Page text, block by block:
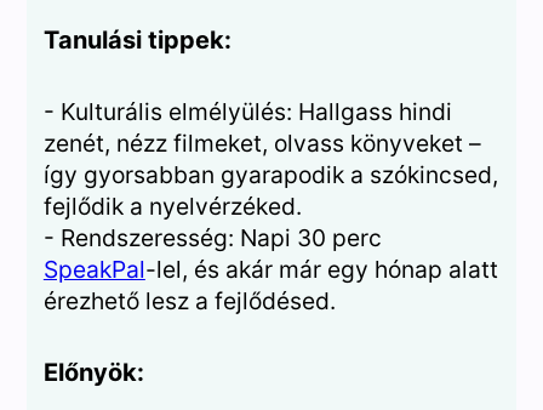
Tanulási tippek:
- Kulturális elmélyülés: Hallgass hindi
zenét, nézz filmeket, olvass könyveket –
így gyorsabban gyarapodik a szókincsed,
fejlődik a nyelvérzéked.
- Rendszeresség: Napi 30 perc
SpeakPal-lel, és akár már egy hónap alatt
érezhető lesz a fejlődésed.
Előnyök: